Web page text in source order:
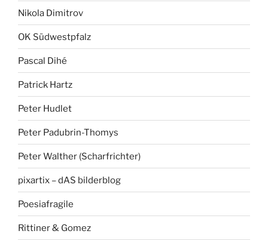
Nikola Dimitrov
OK Südwestpfalz
Pascal Dihé
Patrick Hartz
Peter Hudlet
Peter Padubrin-Thomys
Peter Walther (Scharfrichter)
pixartix – dAS bilderblog
Poesiafragile
Rittiner & Gomez